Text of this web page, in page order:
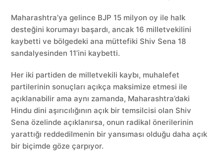
Maharashtra’ya gelince BJP 15 milyon oy ile halk
desteğini korumayı başardı, ancak 16 milletvekilini
kaybetti ve bölgedeki ana müttefiki Shiv Sena 18
sandalyesinden 11’ini kaybetti.
Her iki partiden de milletvekili kaybı, muhalefet
partilerinin sonuçları açıkça maksimize etmesi ile
açıklanabilir ama aynı zamanda, Maharashtra’daki
Hindu dini aşırıcılığının açık bir temsilcisi olan Shiv
Sena özelinde açıklanırsa, onun radikal önerilerinin
yarattığı reddedilmenin bir yansıması olduğu daha açık
bir biçimde göze çarpıyor.